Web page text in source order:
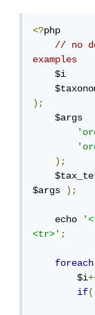
<?php
// no
examples
);
);
$args );
    echo
<tr>';
        $i
if(